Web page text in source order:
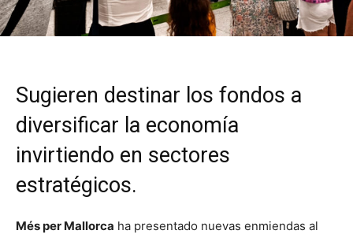
Sugieren destinar los fondos a
diversificar la economía
invirtiendo en sectores
estratégicos.
Més per Mallorca ha presentado nuevas enmiendas al